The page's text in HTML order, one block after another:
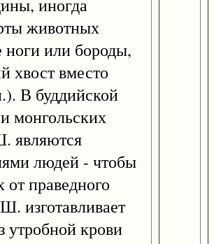
иногда
животных
ноги или бороды,
хвост вместо
В буддийской
монгольских
являются
людей - чтобы
от праведного
изготавливает
утробной крови